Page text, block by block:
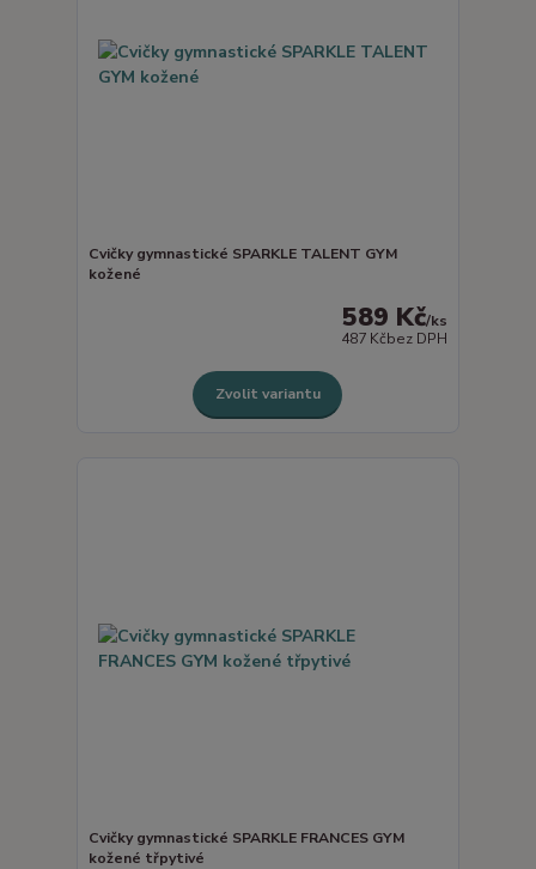
Cvičky gymnastické SPARKLE TALENT GYM
kožené
589 Kč/ks
487 Kčbez DPH
Zvolit variantu
Cvičky gymnastické SPARKLE FRANCES GYM
kožené třpytivé